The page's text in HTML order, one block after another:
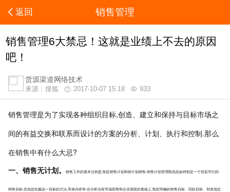
返回 销售管理
销售管理6大禁忌！这就是业绩上不去的原因
吧！
货源渠道网络技术
来源：搜狐 2017-10-07 15:18 933
销售管理是为了实现各种组织目标,创造、建立和保持与目标市场之
间的有益交换和联系而设计的方案的分析、计划、执行和控制.那么
在销售中有什么大忌?
一、销售无计划。
销售工作的基本法则是,制定销售计划和按计划销售.销售计划管理既包括如何制定一个切实可行的
销售目标,也包括实施这一目标的方法.具体内容有:在分析当前市场形势和企业现状的基础上,制定明确的销售目标、回款目标、和其他定